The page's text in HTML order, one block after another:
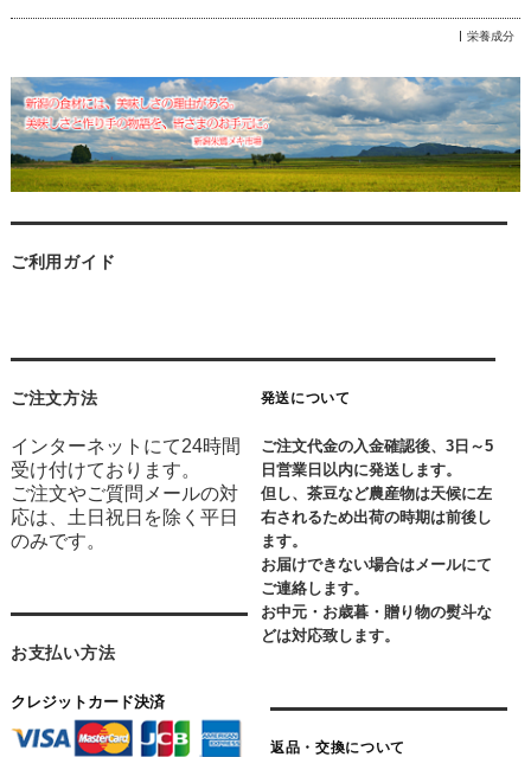
栄養成分
ご利用ガイド
ご注文方法
インターネットにて24時間
受け付けております。
ご注文やご質問メールの対
応は、土日祝日を除く平日
のみです。
お支払い方法
クレジットカード決済
発送について
ご注文代金の入金確認後、3日～5
日営業日以内に発送します。
但し、茶豆など農産物は天候に左
右されるため出荷の時期は前後し
ます。
お届けできない場合はメールにて
ご連絡します。
お中元・お歳暮・贈り物の熨斗な
どは対応致します。
返品・交換について